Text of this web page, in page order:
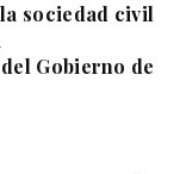
sociedad civil
Gobierno de